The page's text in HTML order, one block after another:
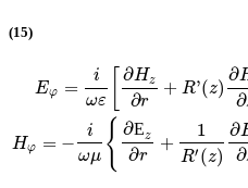
(15)
Eφ =
i
ωε
∂Hz
∂r
+ R'(z)
∂
∂
Hφ = −
i
ωμ { ∂Еz
∂r
+
1
R′ (z)
∂
∂